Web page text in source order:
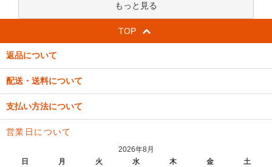
もっと見る
TOP
返品について
配送・送料について
支払い方法について
営業日について
2026年8月
日
月 火 水 木 金
土